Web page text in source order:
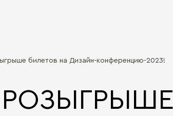
билетов на Дизайн-конференцию-2023!